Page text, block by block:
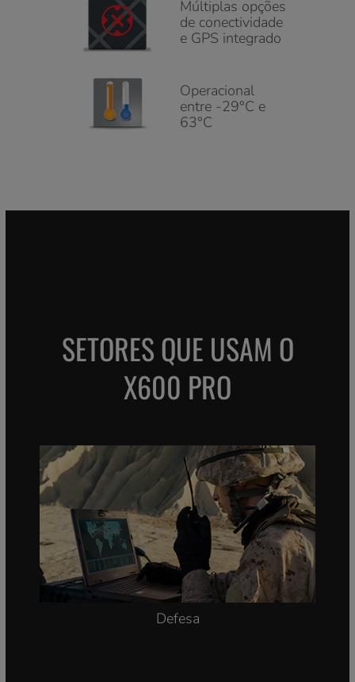
Múltiplas opções
de conectividade
e GPS integrado
Operacional
entre -29°C e
63°C
SETORES QUE USAM O
X600 PRO
Defesa